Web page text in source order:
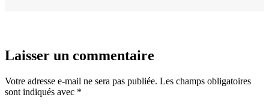
Laisser un commentaire
Votre adresse e-mail ne sera pas publiée. Les champs obligatoires
sont indiqués avec *